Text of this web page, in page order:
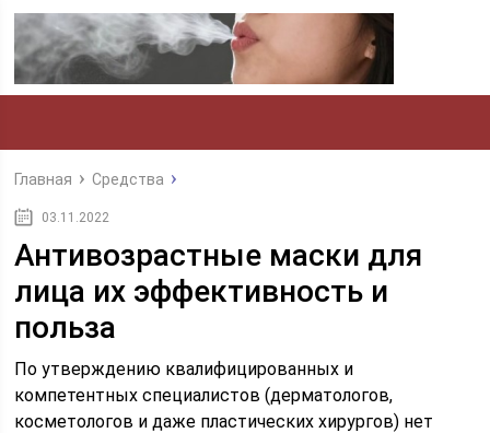
Главная Средства
03.11.2022
Антивозрастные маски для
лица их эффективность и
польза
По утверждению квалифицированных и
компетентных специалистов (дерматологов,
косметологов и даже пластических хирургов) нет